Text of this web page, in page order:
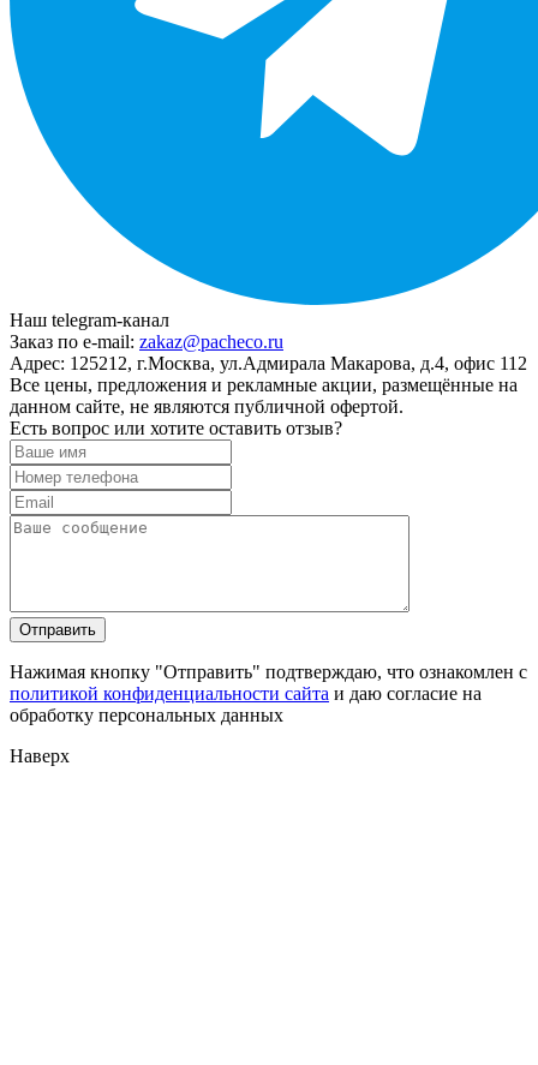
Наш telegram-канал
Заказ по e-mail: zakaz@pacheco.ru
Адрес: 125212, г.Москва, ул.Адмирала Макарова, д.4, офис 112
Все цены, предложения и рекламные акции, размещённые на
данном сайте, не являются публичной офертой.
Есть вопрос или хотите оставить отзыв?
Нажимая кнопку "Отправить" подтверждаю, что ознакомлен с
политикой конфиденциальности сайта и даю согласие на
обработку персональных данных
Наверх